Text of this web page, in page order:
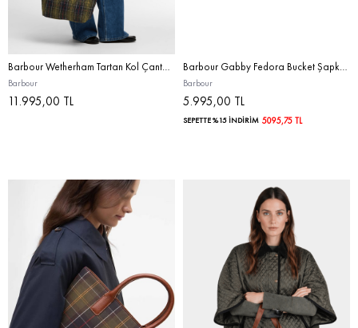
Barbour Wetherham Tartan Kol Çantası OL71 Classic Tartan
Barbour
11.995,00 TL
Barbour Gabby Fedora Bucket Şapka BE11 Natural
Barbour
5.995,00 TL
SEPETTE %15 İNDİRİM 5095,75 TL